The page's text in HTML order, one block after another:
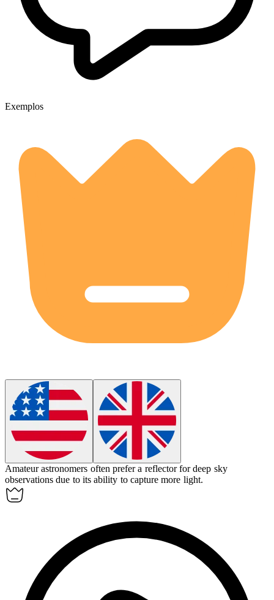
Exemplos
Amateur astronomers often prefer a reflector for deep sky
observations due to its ability to capture more light.